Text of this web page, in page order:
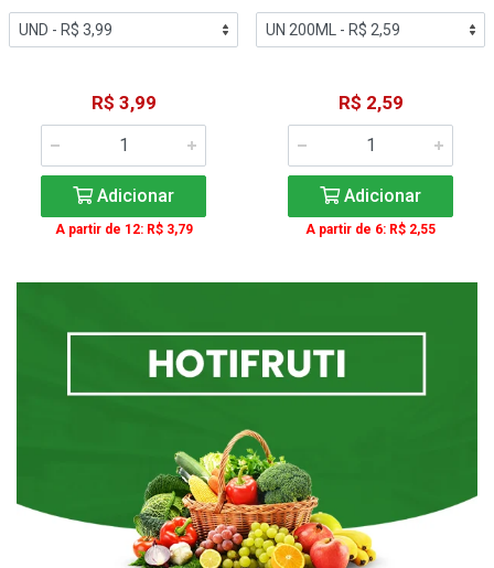
R$ 3,99
Adicionar
A partir de 12: R$ 3,79
R$ 2,59
Adicionar
A partir de 6: R$ 2,55